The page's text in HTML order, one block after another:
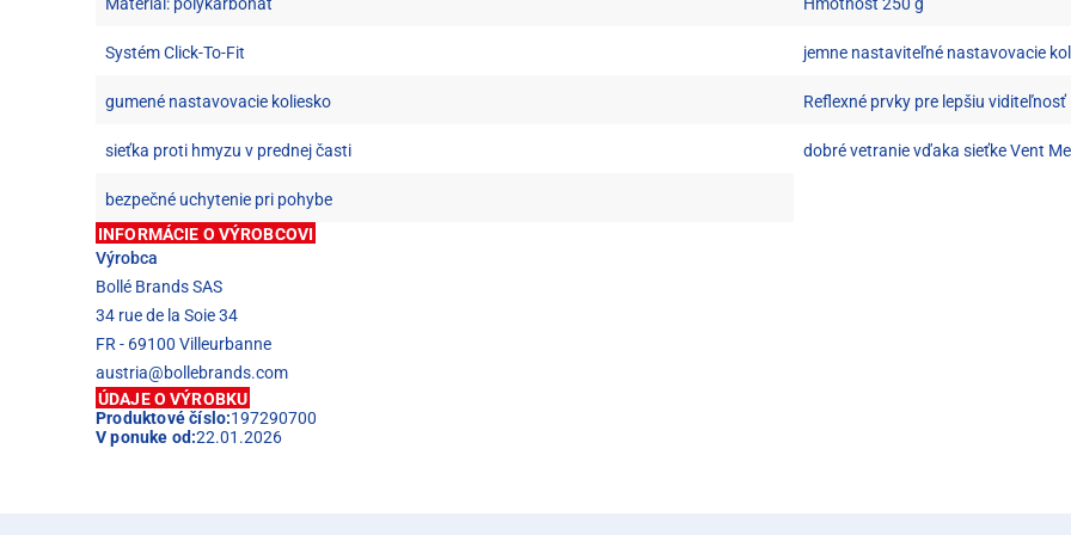
Systém Click-To-Fit jemne nastaviteľné nastavovacie
gumené nastavovacie koliesko Reflexné prvky pre lepšiu viditeľnosť
sieťka proti hmyzu v prednej časti dobré vetranie vďaka sieťke Vent
bezpečné uchytenie pri pohybe
INFORMÁCIE O VÝROBCOVI
Výrobca
Bollé Brands SAS
34 rue de la Soie 34
FR - 69100 Villeurbanne
austria@bollebrands.com
ÚDAJE O VÝROBKU
Produktové číslo:197290700
V ponuke od:22.01.2026